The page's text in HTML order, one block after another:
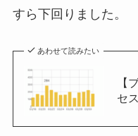
すら下回りました。
あわせて読みたい
【
セ